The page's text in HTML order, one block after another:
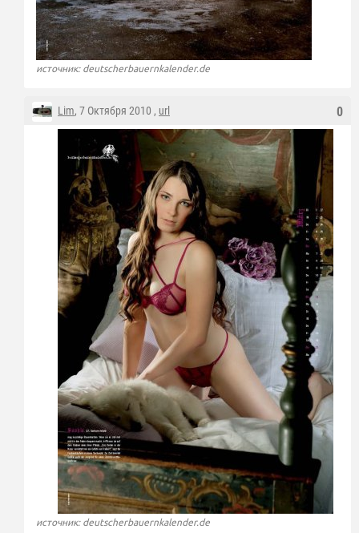
источник: deutscherbauernkalender.de
0
Lim, 7 Октября 2010 , url
источник: deutscherbauernkalender.de